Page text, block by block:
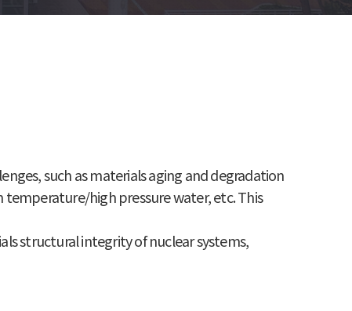
such as materials aging and degradation
temperature/high pressure water, etc. This
structural integrity of nuclear systems,